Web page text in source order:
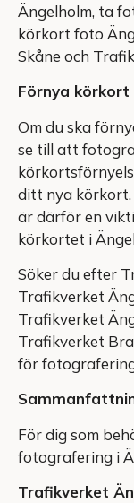
Ängelholm, ta
körkort foto
Skåne och
Förnya körkort
Om du ska
se till att
ditt nya
är därför en
körkortet i
Söker du efter
Trafikverket
Trafikverket
Trafikverket
för
För dig som
fotografering i
Trafikverket